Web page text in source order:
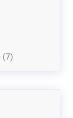
(7)